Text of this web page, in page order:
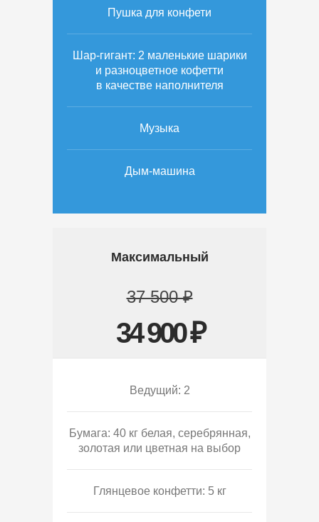
Пушка для конфети
Шар-гигант: 2 маленькие шарики
и разноцветное кофетти
в качестве наполнителя
Музыка
Дым-машина
Максимальный
37 500 ₽
34 900 ₽
Ведущий: 2
Бумага: 40 кг белая, серебрянная,
золотая или цветная на выбор
Глянцевое конфетти: 5 кг